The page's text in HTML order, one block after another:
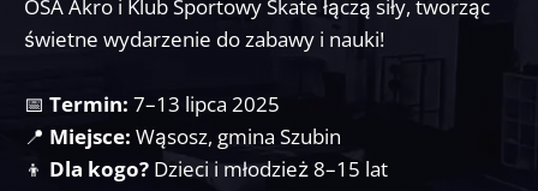
OSA Akro i Klub Sportowy Skate łączą siły, tworząc
świetne wydarzenie do zabawy i nauki!
📅 Termin: 7–13 lipca 2025
📍 Miejsce: Wąsosz, gmina Szubin
👦 Dla kogo? Dzieci i młodzież 8–15 lat